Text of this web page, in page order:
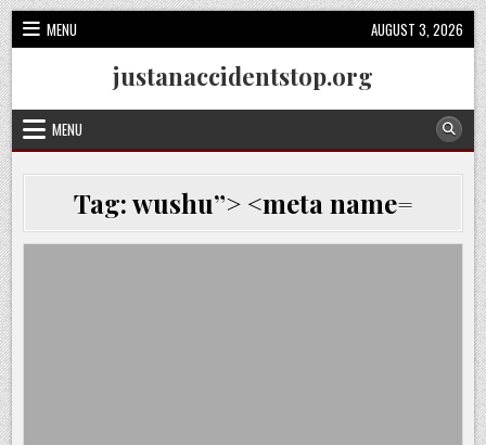
Skip
to
content
MENU AUGUST 3, 2026
justanaccidentstop.org
MENU
Tag:wushu”> <meta name=